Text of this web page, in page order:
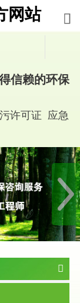
网站
信赖的环保
许可证 应急